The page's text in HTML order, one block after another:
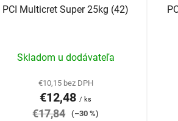
PCI Multicret Super 25kg (42)
hodnotenie
produktu
je
4,5
Skladom u dodávateľa
€10,15 bez DPH
€12,48/ ks
€17,84 (–30 %)